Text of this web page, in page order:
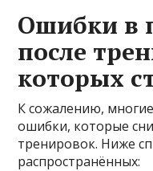
Ошибки в
после
которых
К сожалению,
ошибки, которые
тренировок. Ниже
распространённых: